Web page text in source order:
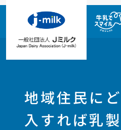
地域住民に
入すれば乳